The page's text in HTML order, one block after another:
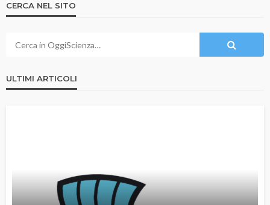
CERCA NEL SITO
ULTIMI ARTICOLI